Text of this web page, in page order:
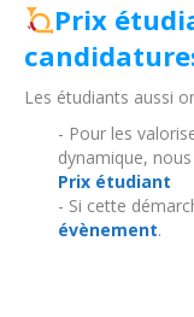
Prix
Les étudiants aussi
- Pour les
dynamique,
Prix étudiant
- Si cette
évènement.